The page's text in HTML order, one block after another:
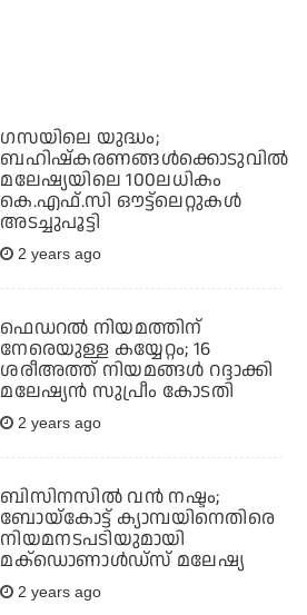
ഗസയിലെ യുദ്ധം;
ബഹിഷ്‌കരണങ്ങള്‍ക്കൊടുവില്‍
മലേഷ്യയിലെ 100ലധികം
കെ.എഫ്.സി ഔട്ട്‌ലെറ്റുകള്‍
അടച്ചുപൂട്ടി
2 years ago
ഫെഡറൽ നിയമത്തിന്
നേരെയുള്ള കയ്യേറ്റം; 16
ശരീഅത്ത് നിയമങ്ങൾ റദ്ദാക്കി
മലേഷ്യൻ സുപ്രീം കോടതി
2 years ago
ബിസിനസിൽ വൻ നഷ്ടം;
ബോയ്കോട്ട് ക്യാമ്പയിനെതിരെ
നിയമനടപടിയുമായി
മക്ഡൊണാൾഡ്സ് മലേഷ്യ
2 years ago